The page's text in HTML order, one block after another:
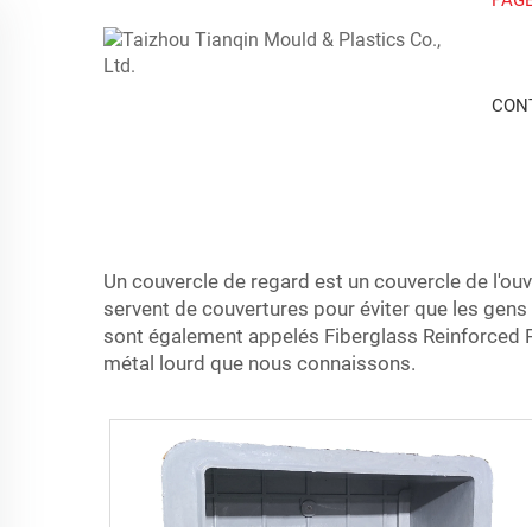
Un couvercle de regard est un couvercle de
servent de couvertures pour éviter que les
sont également appelés Fiberglass Reinforced
métal lourd que nous connaissons.